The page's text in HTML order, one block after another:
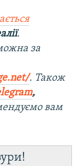
.
за
. Також
,
вам